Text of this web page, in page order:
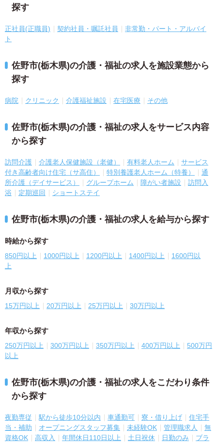
探す
正社員(正職員) 契約社員・嘱託社員
非常勤・パート・アルバイ
ト
佐野市(栃木県)の介護・福祉の求人を施設業態から
探す
病院 クリニック 介護福祉施設 在宅医療 その他
佐野市(栃木県)の介護・福祉の求人をサービス内容
から探す
訪問介護 介護老人保健施設（老健） 有料老人ホーム
サービス
付き高齢者向け住宅（サ高住）
特別養護老人ホーム（特養）
通
所介護（デイサービス）
グループホーム 障がい者施設
訪問入
浴
定期巡回 ショートステイ
佐野市(栃木県)の介護・福祉の求人を給与から探す
時給から探す
850円以上 1000円以上 1200円以上 1400円以上
1600円以
上
月収から探す
15万円以上 20万円以上 25万円以上 30万円以上
年収から探す
250万円以上 300万円以上 350万円以上 400万円以上
500万円
以上
佐野市(栃木県)の介護・福祉の求人をこだわり条件
から探す
夜勤専従 駅から徒歩10分以内 車通勤可 寮・借り上げ
住宅手
当・補助
オープニングスタッフ募集 未経験OK 管理職求人
無
資格OK
高収入 年間休日110日以上 土日祝休 日勤のみ
ブラ